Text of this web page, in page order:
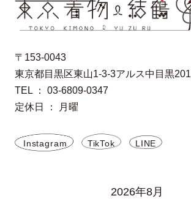
〒153-0043
東京都目黒区東山1-3-3アルス中目黒201
TEL ： 03-6809-0347
定休日 ： 月曜
Instagram TikTok LINE
2026年8月